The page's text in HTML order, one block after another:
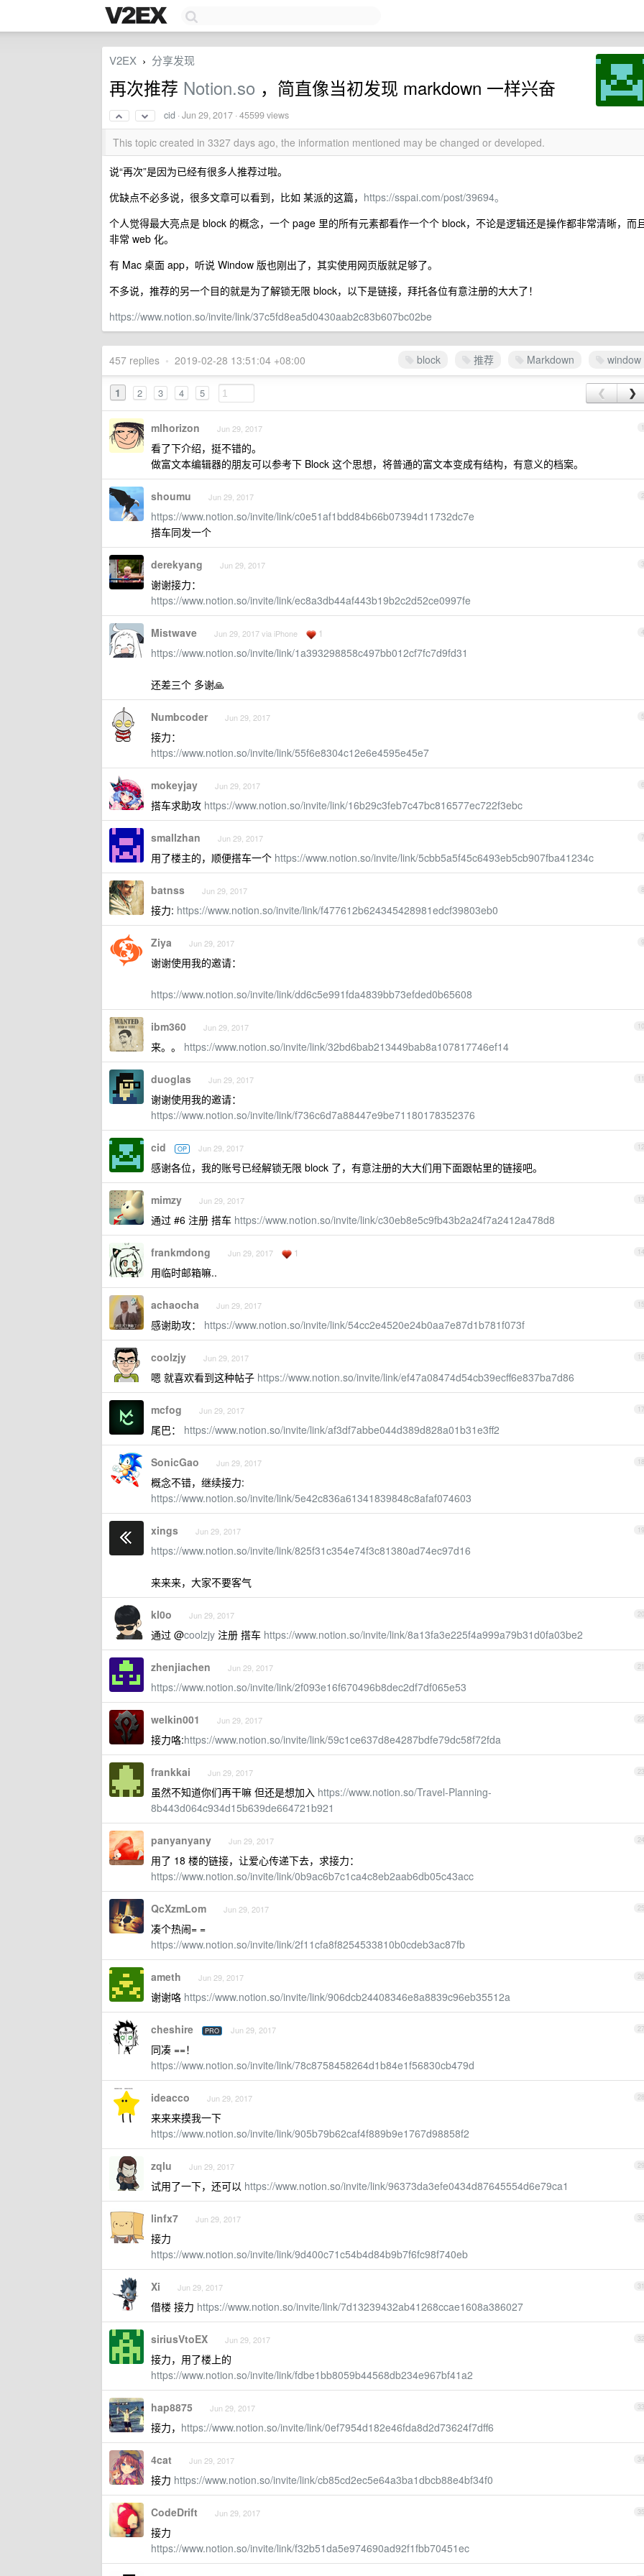
V2EX › 分享发现
再次推荐 Notion.so ，简直像当初发现 markdown 一样兴奋
cid ·Jun 29, 2017 · 45599 views
This topic created in 3327 days ago, the information mentioned may be changed or developed.
说“再次”是因为已经有很多人推荐过啦。
优缺点不必多说，很多文章可以看到，比如 某派的这篇， https://sspai.com/post/39694。
个人觉得最大亮点是 block 的概念，一个 page 里的所有元素都看作一个个 block，不论是逻辑还是操作都非常清晰，而
非常 web 化。
有 Mac 桌面 app，听说 Window 版也刚出了，其实使用网页版就足够了。
不多说，推荐的另一个目的就是为了解锁无限 block，以下是链接，拜托各位有意注册的大大了！
https://www.notion.so/invite/link/37c5fd8ea5d0430aab2c83b607bc02be
block 推荐 Markdown window
457 replies • 2019-02-28 13:51:04 +08:00
1 2 3 4 5 ❮ ❯
1
mlhorizon Jun 29, 2017
看了下介绍，挺不错的。
做富文本编辑器的朋友可以参考下 Block 这个思想，将普通的富文本变成有结构，有意义的档案。
2
shoumu Jun 29, 2017
https://www.notion.so/invite/link/c0e51af1bdd84b66b07394d11732dc7e
搭车同发一个
3
derekyang Jun 29, 2017
谢谢接力：
https://www.notion.so/invite/link/ec8a3db44af443b19b2c2d52ce0997fe
4
Mistwave Jun 29, 2017 via iPhone 1
https://www.notion.so/invite/link/1a393298858c497bb012cf7fc7d9fd31
还差三个 多谢🙏
5
Numbcoder Jun 29, 2017
接力：
https://www.notion.so/invite/link/55f6e8304c12e6e4595e45e7
6
mokeyjay Jun 29, 2017
搭车求助攻 https://www.notion.so/invite/link/16b29c3feb7c47bc816577ec722f3ebc
7
smallzhan Jun 29, 2017
用了楼主的，顺便搭车一个 https://www.notion.so/invite/link/5cbb5a5f45c6493eb5cb907fba41234c
8
batnss Jun 29, 2017
接力: https://www.notion.so/invite/link/f477612b624345428981edcf39803eb0
9
Ziya Jun 29, 2017
谢谢使用我的邀请：
https://www.notion.so/invite/link/dd6c5e991fda4839bb73efded0b65608
10
ibm360 Jun 29, 2017
来。。 https://www.notion.so/invite/link/32bd6bab213449bab8a107817746ef14
11
duoglas Jun 29, 2017
谢谢使用我的邀请：
https://www.notion.so/invite/link/f736c6d7a88447e9be71180178352376
12
cid OP Jun 29, 2017
感谢各位，我的账号已经解锁无限 block 了，有意注册的大大们用下面跟帖里的链接吧。
13
mimzy Jun 29, 2017
通过 #6 注册 搭车 https://www.notion.so/invite/link/c30eb8e5c9fb43b2a24f7a2412a478d8
14
frankmdong Jun 29, 2017 1
用临时邮箱嘛..
15
achaocha Jun 29, 2017
感谢助攻： https://www.notion.so/invite/link/54cc2e4520e24b0aa7e87d1b781f073f
16
coolzjy Jun 29, 2017
嗯 就喜欢看到这种帖子 https://www.notion.so/invite/link/ef47a08474d54cb39ecff6e837ba7d86
17
mcfog Jun 29, 2017
尾巴： https://www.notion.so/invite/link/af3df7abbe044d389d828a01b31e3ff2
18
SonicGao Jun 29, 2017
概念不错，继续接力:
https://www.notion.so/invite/link/5e42c836a61341839848c8afaf074603
19
xings Jun 29, 2017
https://www.notion.so/invite/link/825f31c354e74f3c81380ad74ec97d16
来来来，大家不要客气
20
kl0o Jun 29, 2017
通过 @coolzjy 注册 搭车 https://www.notion.so/invite/link/8a13fa3e225f4a999a79b31d0fa03be2
21
zhenjiachen Jun 29, 2017
https://www.notion.so/invite/link/2f093e16f670496b8dec2df7df065e53
22
welkin001 Jun 29, 2017
接力咯:https://www.notion.so/invite/link/59c1ce637d8e4287bdfe79dc58f72fda
23
frankkai Jun 29, 2017
虽然不知道你们再干嘛 但还是想加入 https://www.notion.so/Travel-Planning-
8b443d064c934d15b639de664721b921
24
panyanyany Jun 29, 2017
用了 18 楼的链接，让爱心传递下去，求接力：
https://www.notion.so/invite/link/0b9ac6b7c1ca4c8eb2aab6db05c43acc
25
QcXzmLom Jun 29, 2017
凑个热闹= =
https://www.notion.so/invite/link/2f11cfa8f8254533810b0cdeb3ac87fb
26
ameth Jun 29, 2017
谢谢咯 https://www.notion.so/invite/link/906dcb24408346e8a8839c96eb35512a
27
cheshire PRO Jun 29, 2017
同凑 ==！
https://www.notion.so/invite/link/78c8758458264d1b84e1f56830cb479d
28
ideacco Jun 29, 2017
来来来摸我一下
https://www.notion.so/invite/link/905b79b62caf4f889b9e1767d98858f2
29
zqlu Jun 29, 2017
试用了一下，还可以 https://www.notion.so/invite/link/96373da3efe0434d87645554d6e79ca1
30
linfx7 Jun 29, 2017
接力
https://www.notion.so/invite/link/9d400c71c54b4d84b9b7f6fc98f740eb
31
Xi Jun 29, 2017
借楼 接力 https://www.notion.so/invite/link/7d13239432ab41268ccae1608a386027
32
siriusVtoEX Jun 29, 2017
接力，用了楼上的
https://www.notion.so/invite/link/fdbe1bb8059b44568db234e967bf41a2
33
hap8875 Jun 29, 2017
接力， https://www.notion.so/invite/link/0ef7954d182e46fda8d2d73624f7dff6
34
4cat Jun 29, 2017
接力 https://www.notion.so/invite/link/cb85cd2ec5e64a3ba1dbcb88e4bf34f0
35
CodeDrift Jun 29, 2017
接力
https://www.notion.so/invite/link/f32b51da5e974690ad92f1fbb70451ec